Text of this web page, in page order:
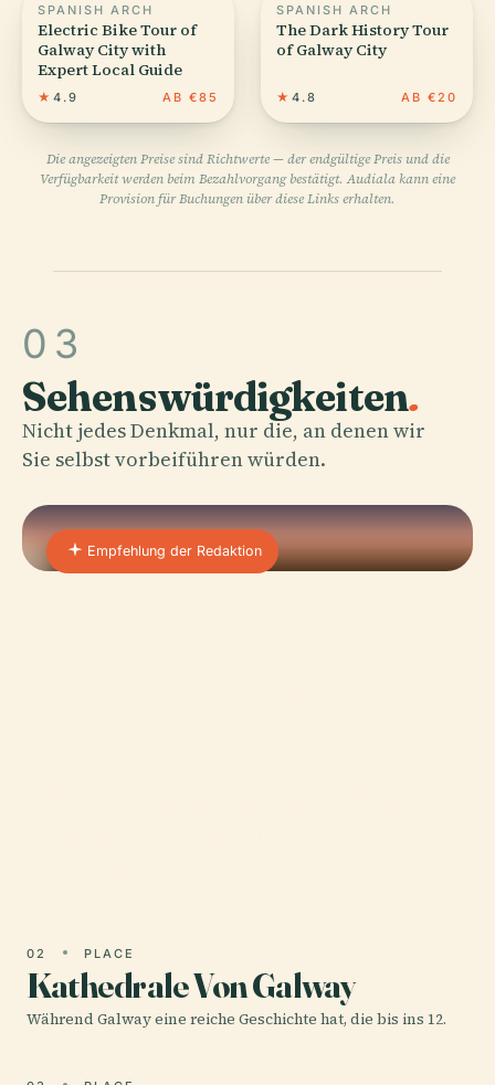
SPANISH ARCH
Electric Bike Tour of
Galway City with
Expert Local Guide
★ 4.9 AB €85
SPANISH ARCH
The Dark History Tour
of Galway City
★ 4.8 AB €20
Die angezeigten Preise sind Richtwerte — der endgültige Preis und die
Verfügbarkeit werden beim Bezahlvorgang bestätigt. Audiala kann eine
Provision für Buchungen über diese Links erhalten.
03
Sehenswürdigkeiten.
Nicht jedes Denkmal, nur die, an denen wir
Sie selbst vorbeiführen würden.
Empfehlung der Redaktion
02 PLACE
Kathedrale Von Galway
Während Galway eine reiche Geschichte hat, die bis ins 12.